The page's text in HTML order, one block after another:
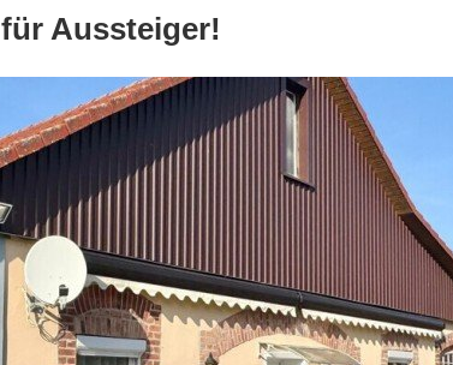
für Aussteiger!